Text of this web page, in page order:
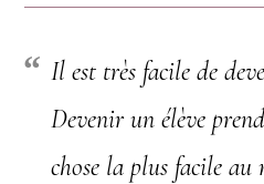
Il est très facile de
Devenir un élève
chose la plus facile au